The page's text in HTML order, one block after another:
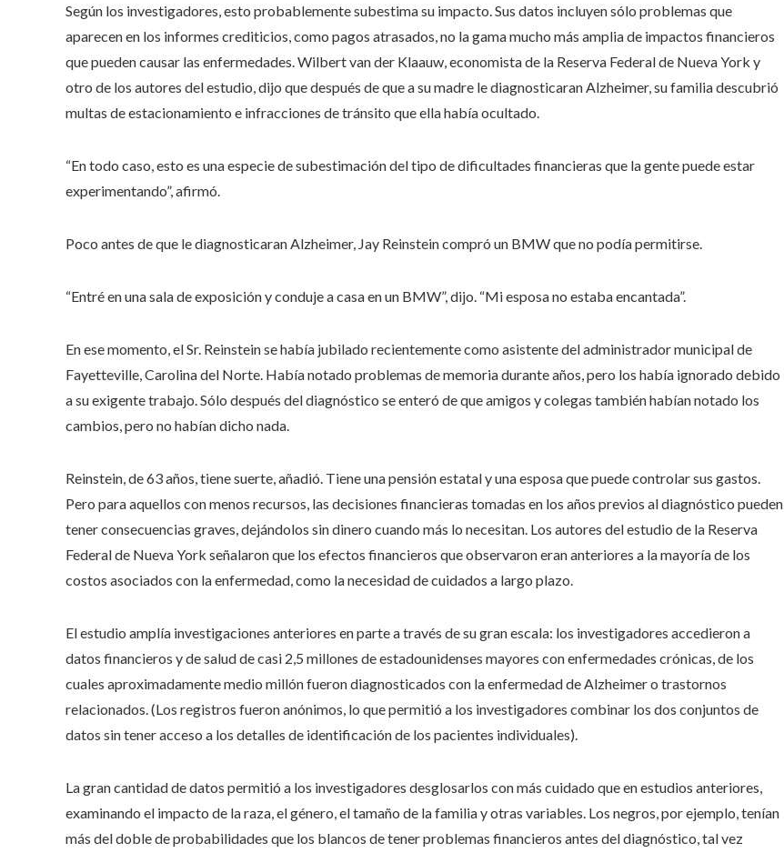
Según los investigadores, esto probablemente subestima su impacto. Sus datos incluyen sólo problemas que
aparecen en los informes crediticios, como pagos atrasados, no la gama mucho más amplia de impactos financieros
que pueden causar las enfermedades. Wilbert van der Klaauw, economista de la Reserva Federal de Nueva York y
otro de los autores del estudio, dijo que después de que a su madre le diagnosticaran Alzheimer, su familia descubrió
multas de estacionamiento e infracciones de tránsito que ella había ocultado.
“En todo caso, esto es una especie de subestimación del tipo de dificultades financieras que la gente puede estar
experimentando”, afirmó.
Poco antes de que le diagnosticaran Alzheimer, Jay Reinstein compró un BMW que no podía permitirse.
“Entré en una sala de exposición y conduje a casa en un BMW”, dijo. “Mi esposa no estaba encantada”.
En ese momento, el Sr. Reinstein se había jubilado recientemente como asistente del administrador municipal de
Fayetteville, Carolina del Norte. Había notado problemas de memoria durante años, pero los había ignorado debido
a su exigente trabajo. Sólo después del diagnóstico se enteró de que amigos y colegas también habían notado los
cambios, pero no habían dicho nada.
Reinstein, de 63 años, tiene suerte, añadió. Tiene una pensión estatal y una esposa que puede controlar sus gastos.
Pero para aquellos con menos recursos, las decisiones financieras tomadas en los años previos al diagnóstico pueden
tener consecuencias graves, dejándolos sin dinero cuando más lo necesitan. Los autores del estudio de la Reserva
Federal de Nueva York señalaron que los efectos financieros que observaron eran anteriores a la mayoría de los
costos asociados con la enfermedad, como la necesidad de cuidados a largo plazo.
El estudio amplía investigaciones anteriores en parte a través de su gran escala: los investigadores accedieron a
datos financieros y de salud de casi 2,5 millones de estadounidenses mayores con enfermedades crónicas, de los
cuales aproximadamente medio millón fueron diagnosticados con la enfermedad de Alzheimer o trastornos
relacionados. (Los registros fueron anónimos, lo que permitió a los investigadores combinar los dos conjuntos de
datos sin tener acceso a los detalles de identificación de los pacientes individuales).
La gran cantidad de datos permitió a los investigadores desglosarlos con más cuidado que en estudios anteriores,
examinando el impacto de la raza, el género, el tamaño de la familia y otras variables. Los negros, por ejemplo, tenían
más del doble de probabilidades que los blancos de tener problemas financieros antes del diagnóstico, tal vez